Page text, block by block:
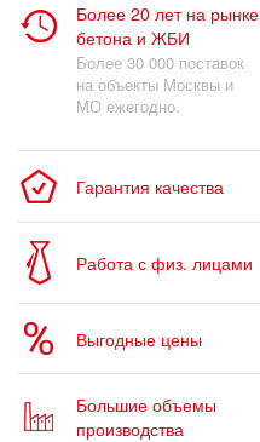
Более 20 лет на рынке
бетона и ЖБИ
Более 30 000 поставок
на объекты Москвы и
МО ежегодно.
Гарантия качества
Работа с физ. лицами
Выгодные цены
Большие объемы
производства